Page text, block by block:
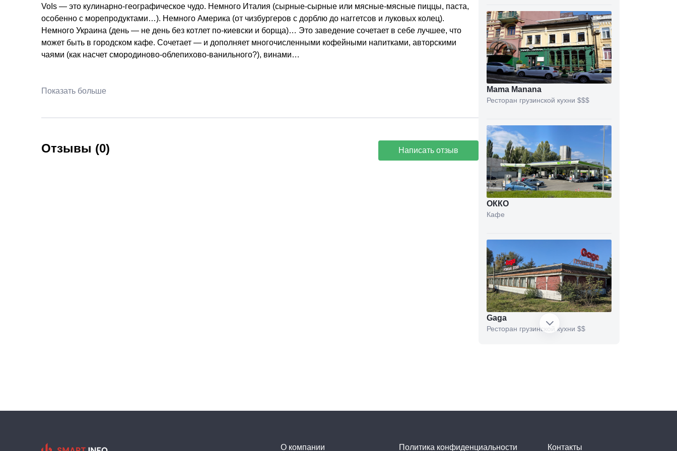
VoIs — это кулинарно-географическое чудо. Немного Италия (сырные-сырные или мясные-мясные пиццы, паста,
особенно с морепродуктами…). Немного Америка (от чизбургеров с дорблю до наггетсов и луковых колец).
Немного Украина (день — не день без котлет по-киевски и борща)… Это заведение сочетает в себе лучшее, что
может быть в городском кафе. Сочетает — и дополняет многочисленными кофейными напитками, авторскими
чаями (как насчет смородиново-облепихово-ванильного?), винами…
Показать больше
Отзывы (0) Написать отзыв
Mama Manana
Ресторан грузинской кухни $$$
ОККО
Кафе
Gaga
Ресторан грузинской кухни $$
О компании Политика конфиденциальности Контакты